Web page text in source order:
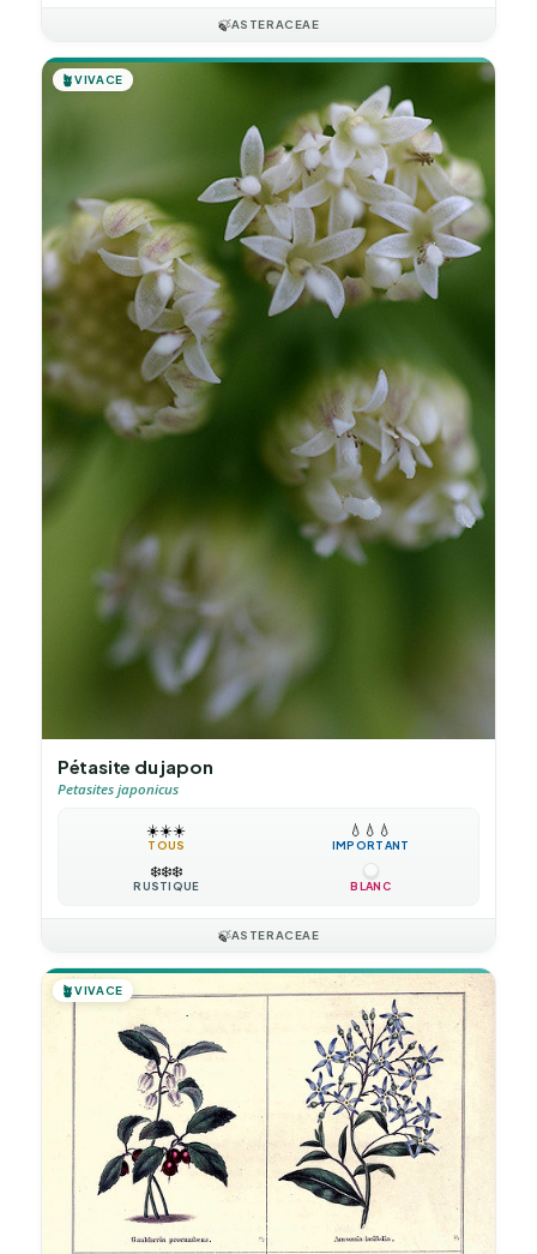
🍃ASTERACEAE
🪴VIVACE
Pétasite du japon
Petasites japonicus
☀️☀️☀️
TOUS
💧 💧 💧
IMPORTANT
❄️❄️❄️
RUSTIQUE BLANC
🍃ASTERACEAE
🪴VIVACE